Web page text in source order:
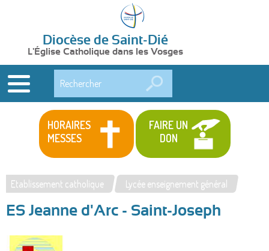
Diocèse de Saint-Dié
L'Église Catholique dans les Vosges
HORAIRES
MESSES
FAIRE UN
DON
Vous
êtes
ici
Etablissement catholique Lycée enseignement général
ES Jeanne d'Arc - Saint-Joseph